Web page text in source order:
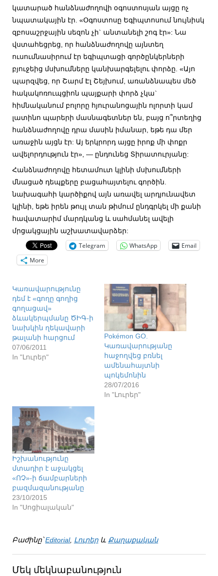
կատարած հանձնաժողովի օգոստոսյան այցը ոչ
նպատակային էր. «Օգոստոսը Եգիպտոսում նույնիսկ
զբոսաշրջային սեզոն չի` անտանելի շոգ էր»: Նա
վստահեցրեց, որ հանձնաժողովը այնտեղ
ուսումնասիրում էր եգիպտացի գործընկերների
բյուջեից մսխումները կանխարգելելու փորձը. «Այո
պարզվեց, որ Շարմ Էլ Շեյխում, առանձնապես մեծ
հակակոռուպցիոն պայքարի փորձ չկա`
հիմնականում բոլորը հյուրանոցային ոլորտի կամ
լատինո պարերի մասնագետներ են, բայց ո՞րտեղից
հանձնաժողովը դրա մասին իմանար, եթե դա մեր
առաջին այցն էր: Այ երկրորդ այցը իրոք մի փոքր
ավելորդություն էր», — ընդունեց Տիրատուրյանը:
Հանձնաժողովը հետամուտ կլինի մսխումների
մնացած դեպքերը բացահայտելու գործին.
նախագահի կարծիքով այն առավել արդյունավետ
կլինի, եթե իրեն թույլ տան թիմում ընդգրկել մի քանի
հավատարիմ մարդկանց և սահմանել ավելի
մրցակցային աշխատավարձեր:
Telegram WhatsApp
Email
More
Կառավարությունը
դեմ է «գողը գողից
գողացավ»
ձևակերպմանը ԾԻԳ-ի
նախկին ղեկավարի
թալանի հարցում
07/06/2011
In "Լուրեր"
Pokémon GO.
Կառավարությանը
հաջողվեց բռնել
ամենահայտնի
պոկեմոնին
28/07/2016
In "Լուրեր"
Իշխանությունը
մտադիր է աջակցել
«ՈՉ»-ի ճամբարների
բազմազանությանը
23/10/2015
In "Սոցիալական"
Բաժինը՝Editorial, Լուրերև Քաղաքական
Մեկ մեկնաբանություն